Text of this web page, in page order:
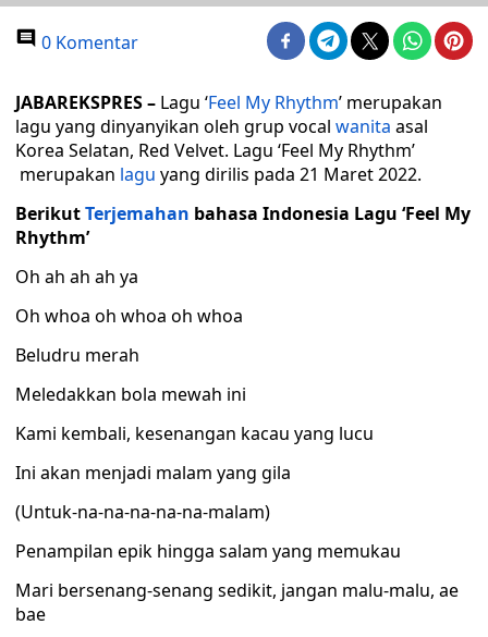
0 Komentar
JABAREKSPRES – Lagu ‘Feel My Rhythm’ merupakan
lagu yang dinyanyikan oleh grup vocal wanita asal
Korea Selatan, Red Velvet. Lagu ‘Feel My Rhythm’
merupakan lagu yang dirilis pada 21 Maret 2022.
BerikutTerjemahan bahasa Indonesia Lagu ‘Feel My
Rhythm’
Oh ah ah ah ya
Oh whoa oh whoa oh whoa
Beludru merah
Meledakkan bola mewah ini
Kami kembali, kesenangan kacau yang lucu
Ini akan menjadi malam yang gila
(Untuk-na-na-na-na-na-malam)
Penampilan epik hingga salam yang memukau
Mari bersenang-senang sedikit, jangan malu-malu, ae
bae